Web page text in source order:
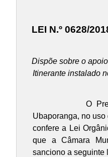
LEI N.º 0628/
Dispõe sobre o
Itinerante instalado
O
Ubaporanga, no
confere a Lei
que a Câmara
sanciono a seguinte